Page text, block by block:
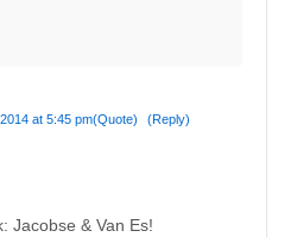
at 5:45 pm(Quote) (Reply)
Jacobse & Van Es!